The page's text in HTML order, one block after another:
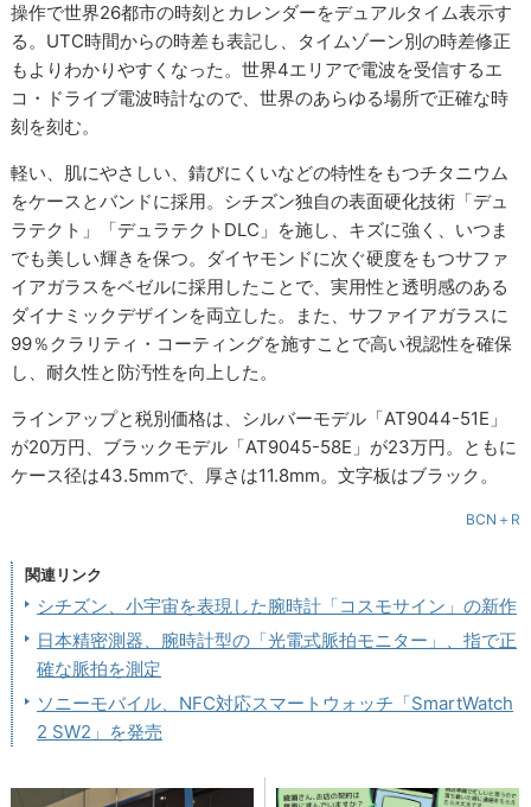
操作で世界26都市の時刻とカレンダーをデュアルタイム表示す
る。UTC時間からの時差も表記し、タイムゾーン別の時差修正
もよりわかりやすくなった。世界4エリアで電波を受信するエ
コ・ドライブ電波時計なので、世界のあらゆる場所で正確な時
刻を刻む。
軽い、肌にやさしい、錆びにくいなどの特性をもつチタニウム
をケースとバンドに採用。シチズン独自の表面硬化技術「デュ
ラテクト」「デュラテクトDLC」を施し、キズに強く、いつま
でも美しい輝きを保つ。ダイヤモンドに次ぐ硬度をもつサファ
イアガラスをベゼルに採用したことで、実用性と透明感のある
ダイナミックデザインを両立した。また、サファイアガラスに
99％クラリティ・コーティングを施すことで高い視認性を確保
し、耐久性と防汚性を向上した。
ラインアップと税別価格は、シルバーモデル「AT9044-51E」
が20万円、ブラックモデル「AT9045-58E」が23万円。ともに
ケース径は43.5mmで、厚さは11.8mm。文字板はブラック。
BCN＋R
関連リンク
シチズン、小宇宙を表現した腕時計「コスモサイン」の新作
日本精密測器、腕時計型の「光電式脈拍モニター」、指で正
確な脈拍を測定
ソニーモバイル、NFC対応スマートウォッチ「SmartWatch
2 SW2」を発売